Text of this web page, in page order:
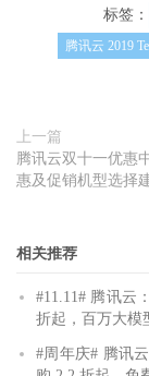
标签：
腾讯云 2019
上一篇
腾讯云双十一优惠
惠及促销机型选择
相关推荐
#11.11# 腾讯云
折起，百万大模
#周年庆# 腾讯